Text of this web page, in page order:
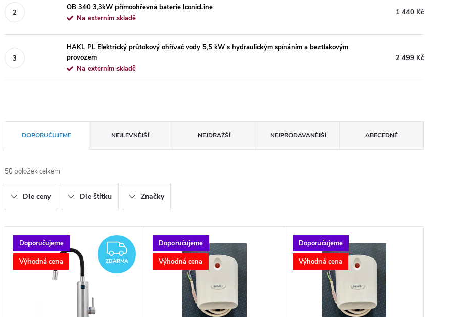
OB 340 3,3kW přímoohřevná baterie IconicLine
Na externím skladě
1 440 Kč
HAKL PL Elektrický průtokový ohřívač vody 5,5 kW s hydraulickým spínáním a beztlakovým
provozem
Na externím skladě
2 499 Kč
a
z
e
n
DOPORUČUJEME NEJLEVNĚJŠÍ NEJDRAŽŠÍ NEJPRODÁVANĚJŠÍ ABECEDNĚ
50 položek celkem
Dle ceny Dle štítku Značky
V
ý
Doporučujeme
Výhodná cena
ZDARMA
ZDARMA
Doporučujeme
Výhodná cena
Doporučujeme
Výhodná cena